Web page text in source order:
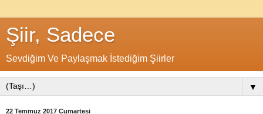
Şiir, Sadece
Sevdiğim Ve Paylaşmak İstediğim Şiirler
▼
22 Temmuz 2017 Cumartesi